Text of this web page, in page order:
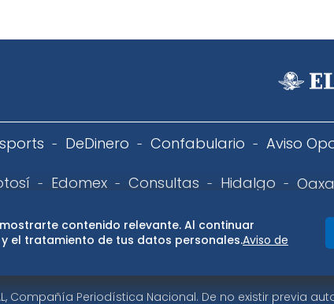
DeDinero Confabulario Aviso
Edomex Consultas Hidalgo
Directorio Términos y Condiciones Publicidad
Compañía Periodística Nacional. De no existir previa
contenido relevante. Al continuar
el tratamiento de tus datos personales.Aviso de